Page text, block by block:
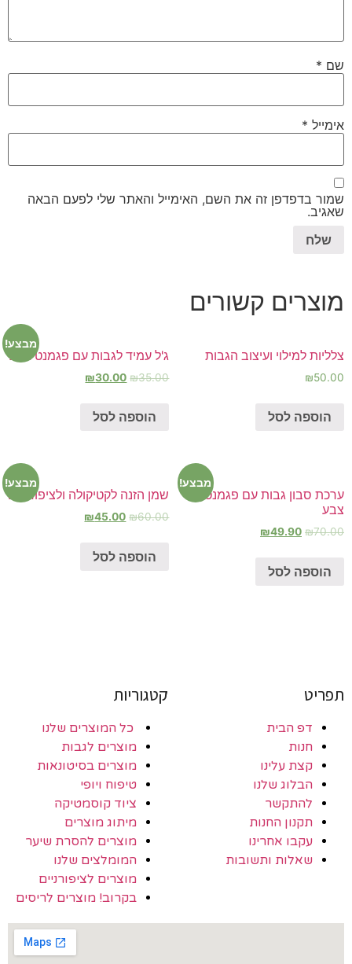
שם *
אימייל *
שמור בדפדפן זה את השם, האימייל והאתר שלי לפעם הבאה
שאגיב.
מוצרים קשורים
צלליות למילוי ועיצוב הגבות
₪50.00
הוספה לסל
מבצע!
ג'ל עמיד לגבות עם פגמנט צבע
₪35.00
₪30.00
הוספה לסל
מבצע!
ערכת סבון גבות עם פגמנט
צבע
₪70.00
₪49.90
הוספה לסל
מבצע!
שמן הזנה לקטיקולה ולציפורניים
₪60.00
₪45.00
הוספה לסל
תפריט
דפ הבית
חנות
קצת עלינו
הבלוג שלנו
להתקשר
תקנון החנות
עקבו אחרינו
שאלות ותשובות
קטגוריות
כל המוצרים שלנו
מוצרים לגבות
מוצרים בסיטונאות
טיפוח ויופי
ציוד קוסמטיקה
מיתוג מוצרים
מוצרים להסרת שיער
המומלצים שלנו
מוצרים לציפורניים
בקרוב! מוצרים לריסים